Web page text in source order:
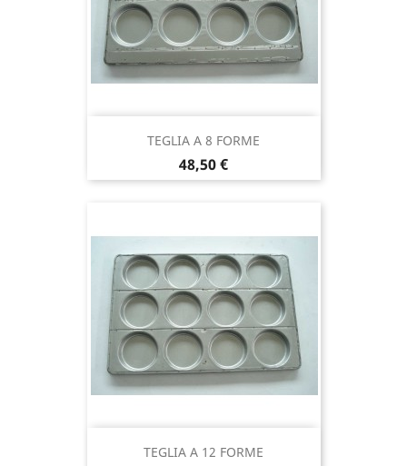
TEGLIA A 8 FORME
Prezzo
48,50 €
TEGLIA A 12 FORME